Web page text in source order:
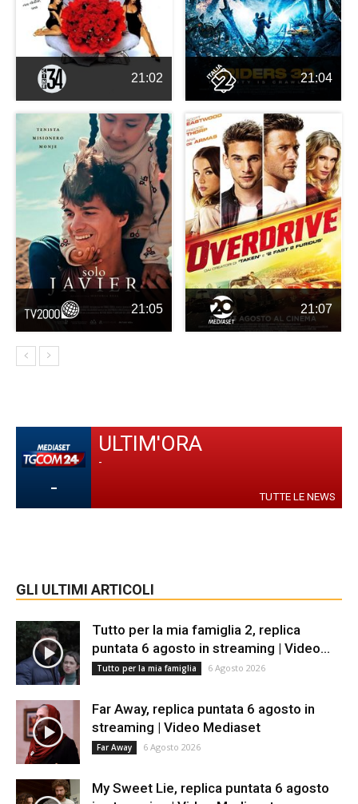
21:02 21:04
21:05 21:07
-
ULTIM'ORA
-
TUTTE LE NEWS
GLI ULTIMI ARTICOLI
Tutto per la mia famiglia 2, replica
puntata 6 agosto in streaming | Video...
Tutto per la mia famiglia 6 Agosto 2026
Far Away, replica puntata 6 agosto in
streaming | Video Mediaset
Far Away 6 Agosto 2026
My Sweet Lie, replica puntata 6 agosto